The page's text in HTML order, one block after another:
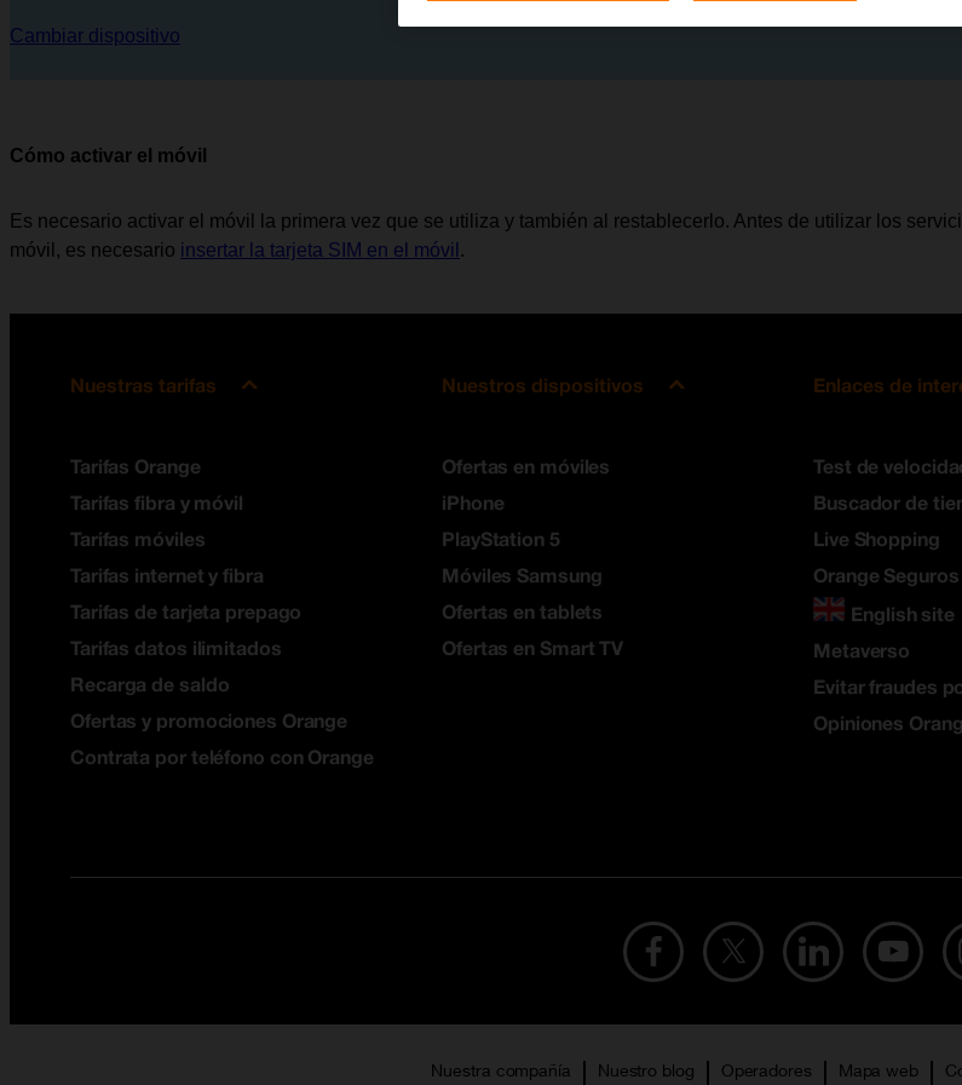
Cambiar dispositivo
Cómo activar el móvil
Es necesario activar el móvil la primera vez que se utiliza y también al restablecerlo. Antes de utilizar los
móvil, es necesario insertar la tarjeta SIM en el móvil .
Nuestras tarifas
Tarifas Orange
Tarifas fibra y móvil
Tarifas móviles
Tarifas internet y fibra
Tarifas de tarjeta prepago
Tarifas datos ilimitados
Recarga de saldo
Ofertas y promociones Orange
Contrata por teléfono con Orange
Nuestros dispositivos
Ofertas en móviles
iPhone
PlayStation 5
Móviles Samsung
Ofertas en tablets
Ofertas en Smart TV
Enlaces de
Test de
Buscador de
Live Shopping
Orange Seguros
English site
Metaverso
Evitar fraudes
Opiniones
Nuestra compañía Nuestro blog Operadores Mapa web